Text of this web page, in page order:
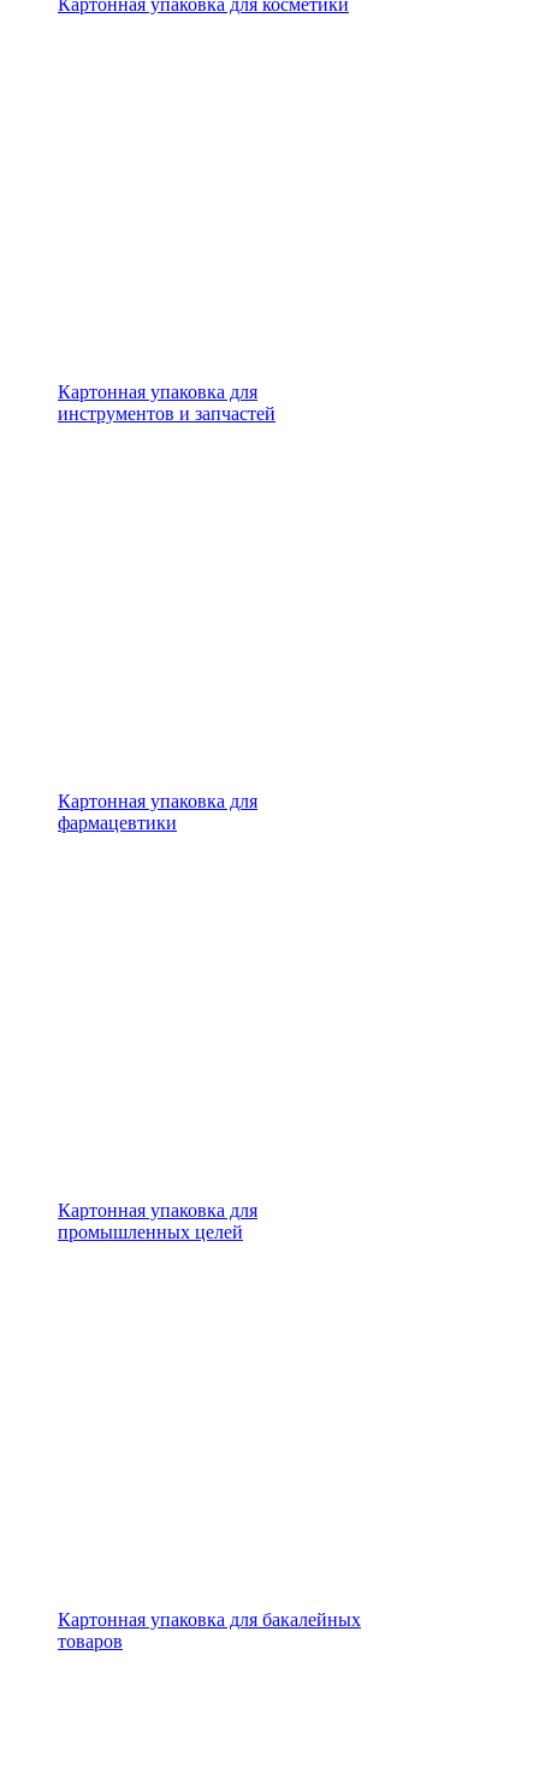
Картонная упаковка для
инструментов и запчастей
Картонная упаковка для
фармацевтики
Картонная упаковка для
промышленных целей
Картонная упаковка для бакалейных
товаров